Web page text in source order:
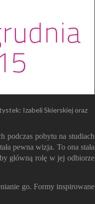
Izabeli Skierskiej oraz
podczas pobytu na studiach
pewna wizja. To ona stała
główną rolę w jej odbiorze
go. Formy inspirowane